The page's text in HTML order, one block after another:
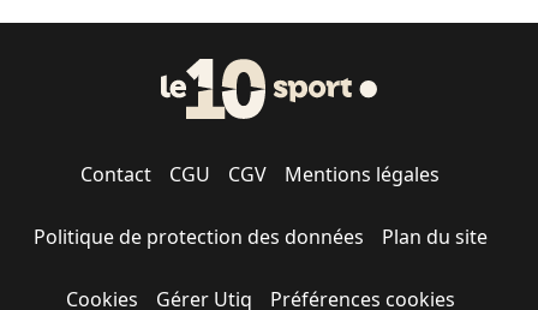
Contact CGU CGV Mentions légales
Politique de protection des données Plan du site
Cookies Gérer Utiq Préférences cookies